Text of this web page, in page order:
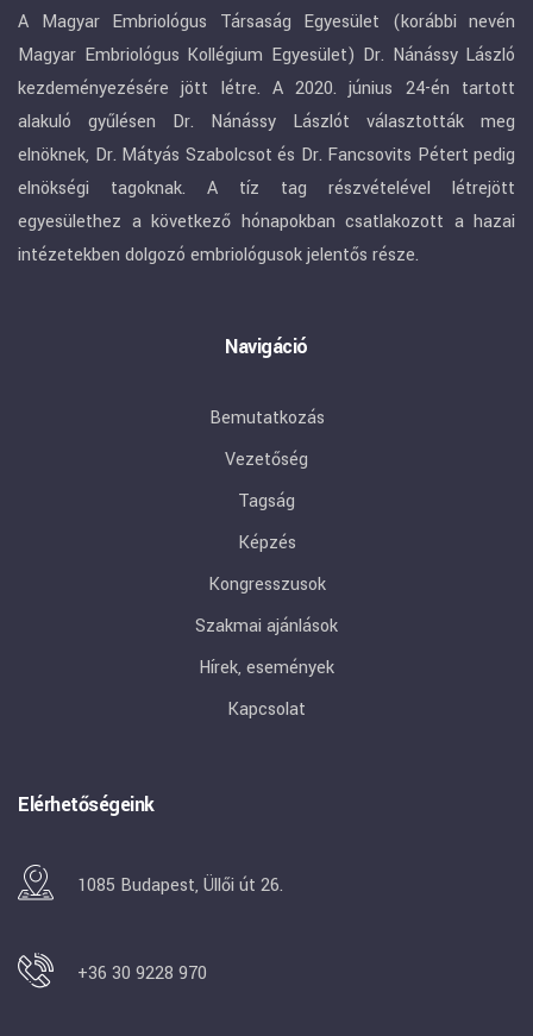
A Magyar Embriológus Társaság Egyesület (korábbi nevén
Magyar Embriológus Kollégium Egyesület) Dr. Nánássy László
kezdeményezésére jött létre. A 2020. június 24-én tartott
alakuló gyűlésen Dr. Nánássy Lászlót választották meg
elnöknek, Dr. Mátyás Szabolcsot és Dr. Fancsovits Pétert pedig
elnökségi tagoknak. A tíz tag részvételével létrejött
egyesülethez a következő hónapokban csatlakozott a hazai
intézetekben dolgozó embriológusok jelentős része.
Navigáció
Bemutatkozás
Vezetőség
Tagság
Képzés
Kongresszusok
Szakmai ajánlások
Hírek, események
Kapcsolat
Elérhetőségeink
1085 Budapest, Üllői út 26.
+36 30 9228 970